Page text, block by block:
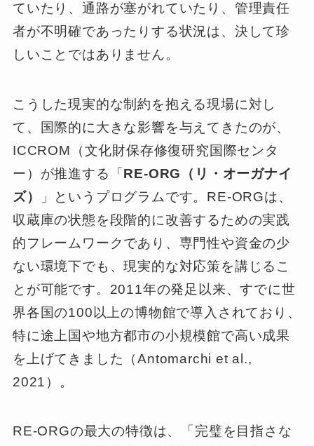
ていたり、通路が塞がれていたり、管理責任
者が不明確であったりする状況は、決して珍
しいことではありません。
こうした現実的な制約を抱える現場に対し
て、国際的に大きな影響を与えてきたのが、
ICCROM（文化財保存修復研究国際センタ
ー）が推進する「RE-ORG（リ・オーガナイ
ズ）
」というプログラムです。RE-ORGは、
収蔵庫の状態を段階的に改善するための実践
的フレームワークであり、専門性や資金の少
ない環境下でも、現実的な対応策を講じるこ
とが可能です。2011年の発足以来、すでに世
界各国の100以上の博物館で導入されており、
特に途上国や地方都市の小規模館で高い成果
を上げてきました（Antomarchi et al.,
2021）。
RE-ORGの最大の特徴は、「完璧を目指さな